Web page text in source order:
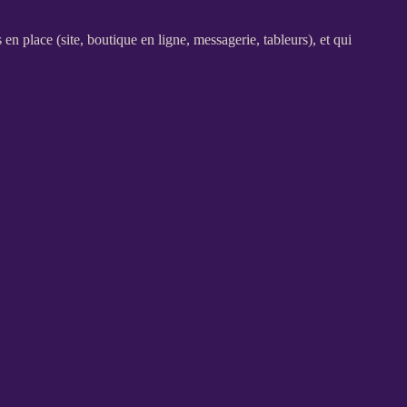
place (site, boutique en ligne, messagerie, tableurs), et qui